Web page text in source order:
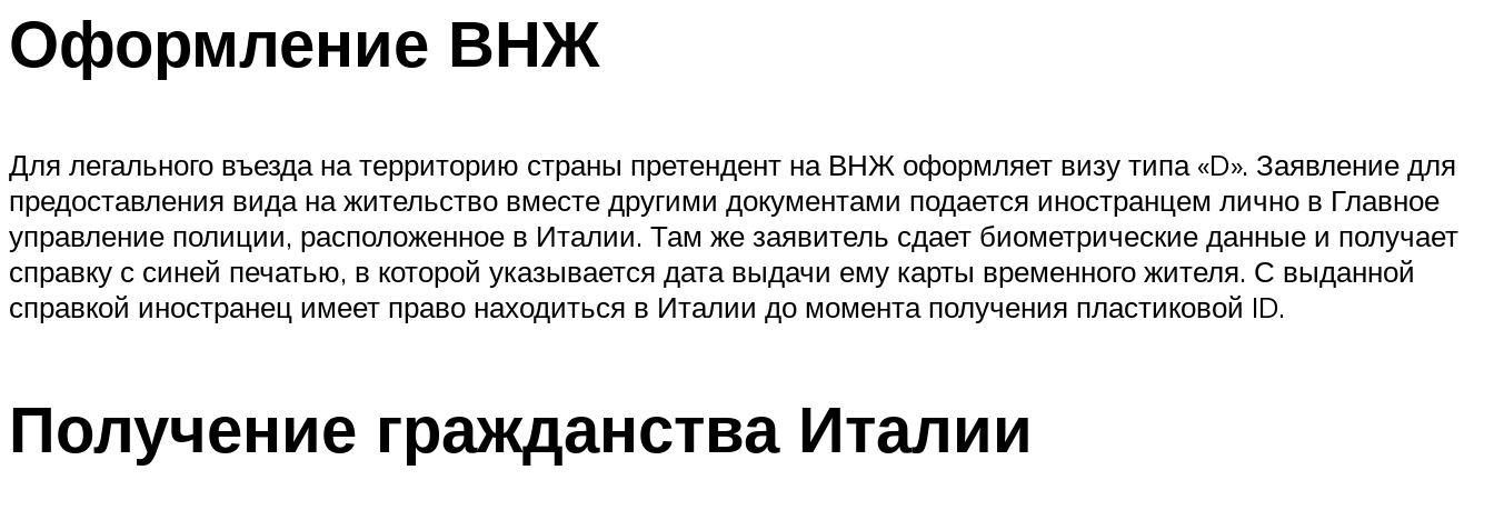
Оформление ВНЖ
Для легального въезда на территорию страны претендент на ВНЖ оформляет визу типа «D».‎ Заявление для
предоставления вида на жительство вместе другими документами подается иностранцем лично в Главное
управление полиции, расположенное в Италии. Там же заявитель сдает биометрические данные и получает
справку с синей печатью, в которой указывается дата выдачи ему карты временного жителя. С выданной
справкой иностранец имеет право находиться в Италии до момента получения пластиковой ID.
Получение гражданства Италии